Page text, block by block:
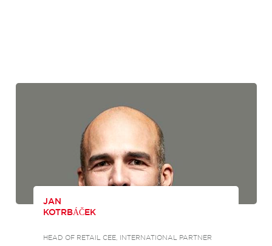
JAN
KOTRBÁČEK
HEAD OF RETAIL CEE, INTERNATIONAL PARTNER